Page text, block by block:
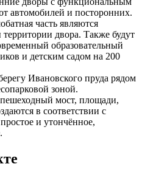
автомобилей и посторонних.
часть являются
двора. Также будут
образовательный
и детским садом на 200
Ивановского пруда рядом
зоной.
пешеходный мост, площади,
в соответствии с
и утончённое,